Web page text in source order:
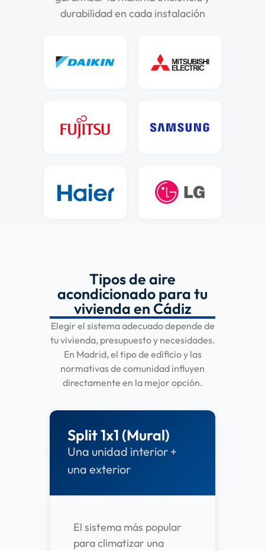
durabilidad en cada instalación
Tipos de aire
acondicionado para tu
vivienda en Cádiz
Elegir el sistema adecuado depende de
tu vivienda, presupuesto y necesidades.
En Madrid, el tipo de edificio y las
normativas de comunidad influyen
directamente en la mejor opción.
Split 1x1 (Mural)
Una unidad interior +
una exterior
El sistema más popular
para climatizar una